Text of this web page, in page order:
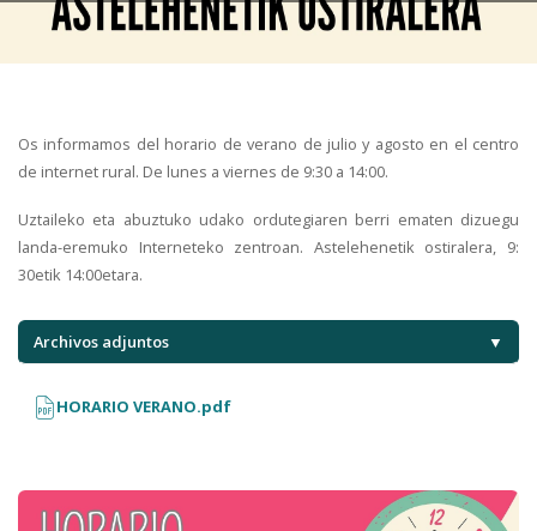
Os informamos del horario de verano de julio y agosto en el centro
de internet rural. De lunes a viernes de 9:30 a 14:00.
Uztaileko eta abuztuko udako ordutegiaren berri ematen dizuegu
landa-eremuko Interneteko zentroan. Astelehenetik ostiralera, 9:
30etik 14:00etara.
Archivos adjuntos ▼
HORARIO VERANO.pdf